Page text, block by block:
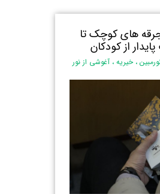
های کوچک تا
از کودکان
، خیریه، آغوشی از نور